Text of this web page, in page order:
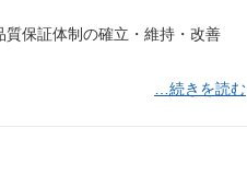
質保証体制の確立・維持・改善
…続きを読む